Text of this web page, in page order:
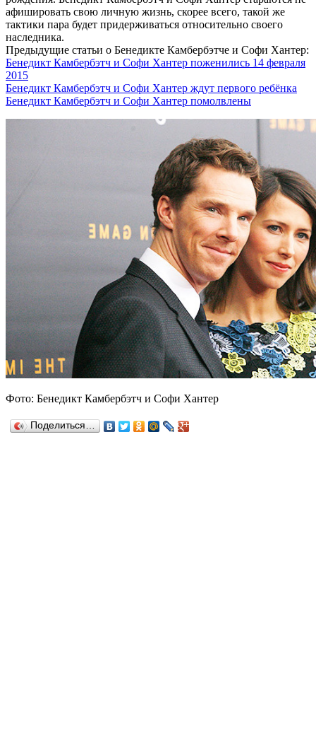
афишировать свою личную жизнь, скорее всего, такой же
тактики пара будет придерживаться относительно своего
наследника.
Предыдущие статьи о Бенедикте Камбербэтче и Софи Хантер:
Бенедикт Камбербэтч и Софи Хантер поженились 14 февраля
2015
Бенедикт Камбербэтч и Софи Хантер ждут первого ребёнка
Бенедикт Камбербэтч и Софи Хантер помолвлены
Фото: Бенедикт Камбербэтч и Софи Хантер
Поделиться…